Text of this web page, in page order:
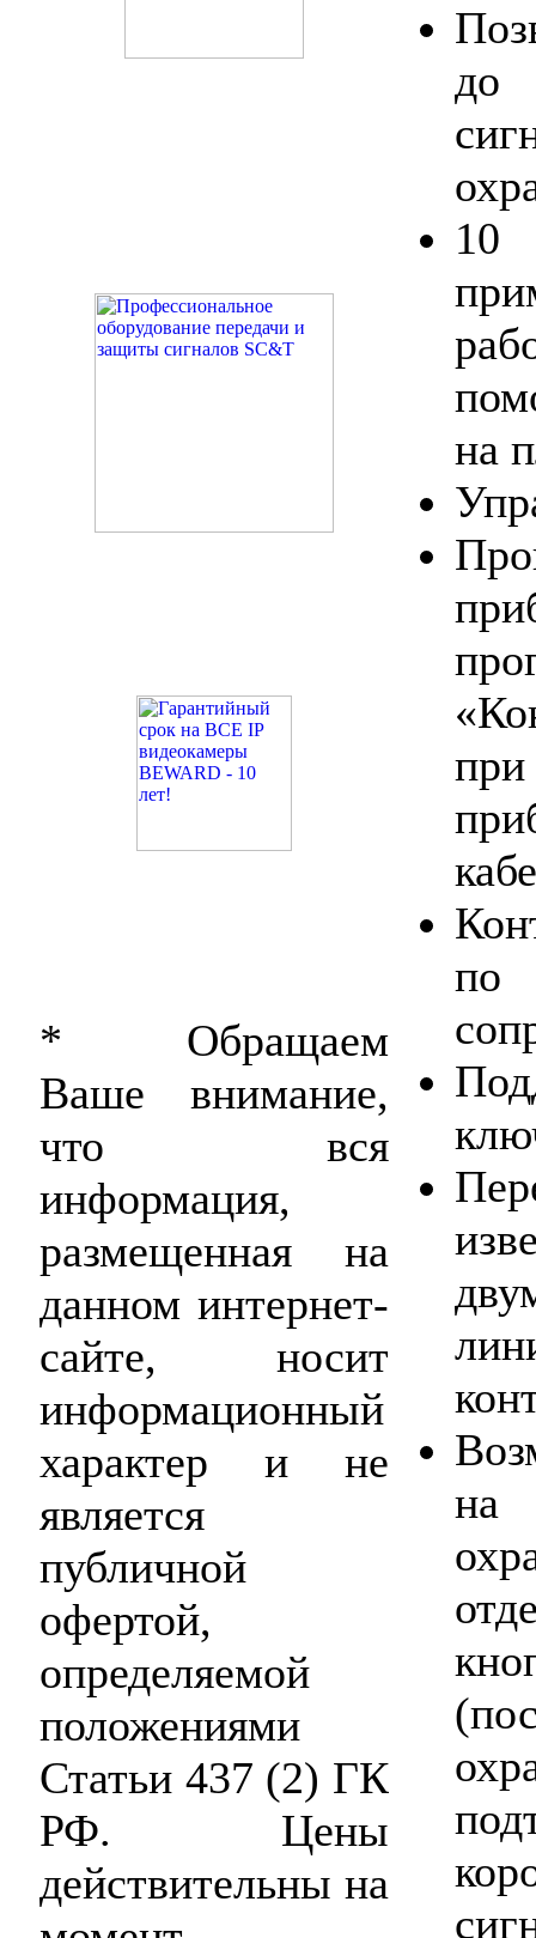
* Обращаем
Ваше внимание,
что вся
информация,
размещенная на
данном интернет-
сайте, носит
информационный
характер и не
является
публичной
офертой,
определяемой
положениями
Статьи 437 (2) ГК
РФ. Цены
действительны на
10
на
на